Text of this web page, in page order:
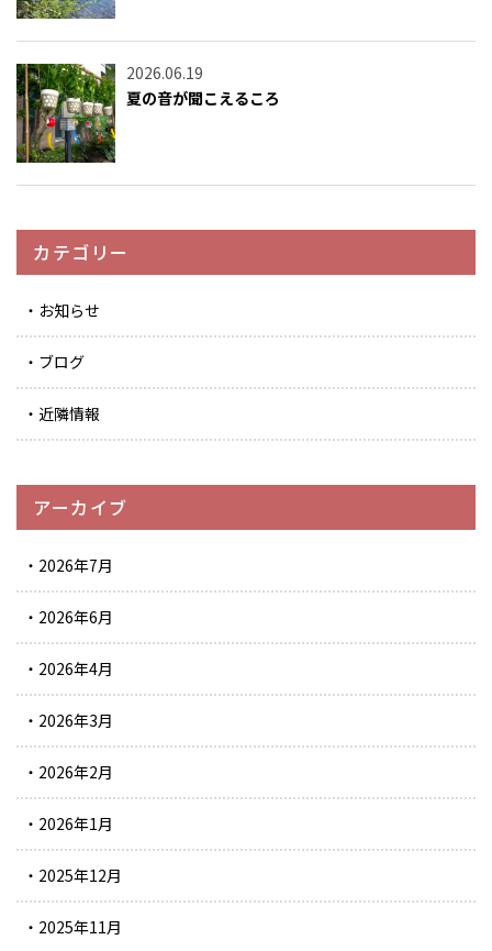
2026.06.19
夏の音が聞こえるころ
カテゴリー
お知らせ
ブログ
近隣情報
アーカイブ
2026年7月
2026年6月
2026年4月
2026年3月
2026年2月
2026年1月
2025年12月
2025年11月